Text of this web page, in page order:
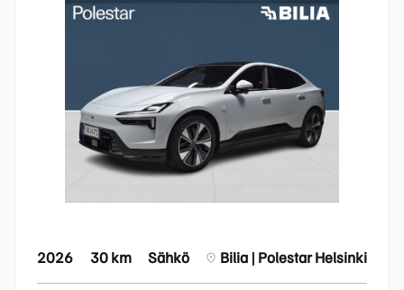
2026 30 km Sähkö Bilia | Polestar Helsinki